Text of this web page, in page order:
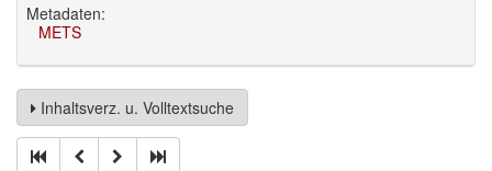
Metadaten:
METS
Inhaltsverz. u. Volltextsuche